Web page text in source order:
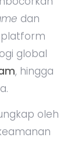
dan
global
, hingga
oleh